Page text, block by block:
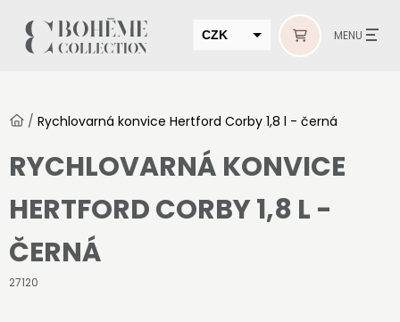
CZK MENU
/ Rychlovarná konvice Hertford Corby 1,8 l - černá
RYCHLOVARNÁ KONVICE
HERTFORD CORBY 1,8 L -
ČERNÁ
27120